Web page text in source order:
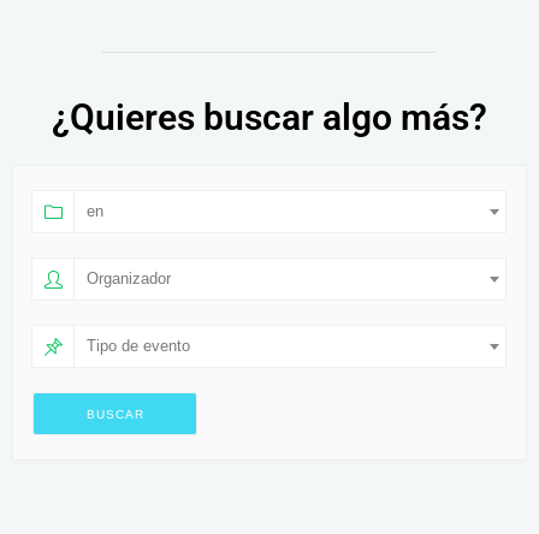
¿Quieres buscar algo más?
en
Organizador
Tipo de evento